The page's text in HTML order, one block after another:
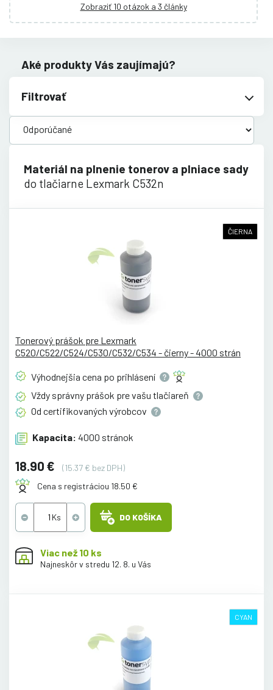
Zobraziť 10 otázok a 3 články
Aké produkty Vás zaujímajú?
Filtrovať
Materiál na plnenie tonerov a plniace sady
do tlačiarne Lexmark C532n
ČIERNA
Tonerový prášok pre Lexmark
C520/C522/C524/C530/C532/C534 - čierny - 4000 strán
Výhodnejšia cena po prihlásení
Vždy správny prášok pre vašu tlačiareň
Od certifikovaných výrobcov
Kapacita: 4000 stránok
18.90 €
(15.37 € bez DPH)
Cena s registráciou 18.50 €
DO KOŠÍKA
Viac než 10 ks
Najneskôr v stredu 12. 8. u Vás
CYAN